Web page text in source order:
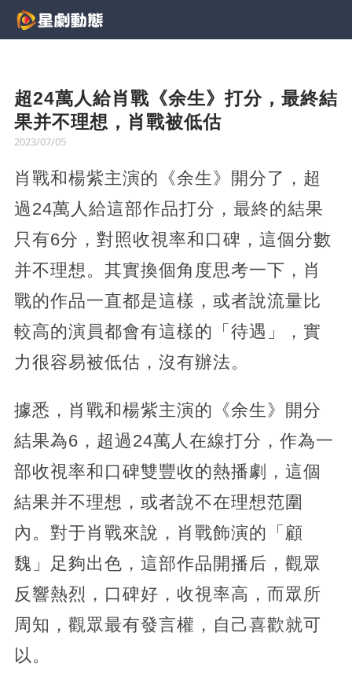
超24萬人給肖戰《余生》打分，最終結
果并不理想，肖戰被低估
2023/07/05
肖戰和楊紫主演的《余生》開分了，超
過24萬人給這部作品打分，最終的結果
只有6分，對照收視率和口碑，這個分數
并不理想。其實換個角度思考一下，肖
戰的作品一直都是這樣，或者說流量比
較高的演員都會有這樣的「待遇」，實
力很容易被低估，沒有辦法。
據悉，肖戰和楊紫主演的《余生》開分
結果為6，超過24萬人在線打分，作為一
部收視率和口碑雙豐收的熱播劇，這個
結果并不理想，或者說不在理想范圍
內。對于肖戰來說，肖戰飾演的「顧
魏」足夠出色，這部作品開播后，觀眾
反響熱烈，口碑好，收視率高，而眾所
周知，觀眾最有發言權，自己喜歡就可
以。